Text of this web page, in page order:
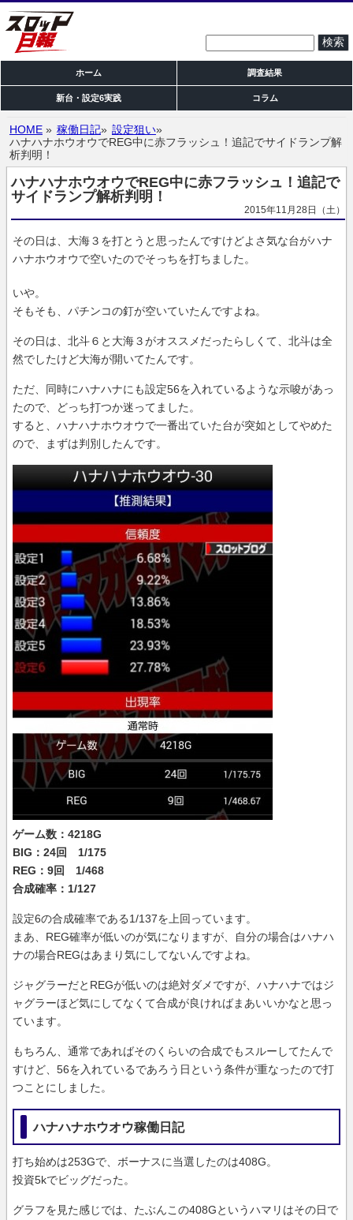
検索:
ホーム 調査結果
新台・設定6実践 コラム
HOME» 稼働日記» 設定狙い»
ハナハナホウオウでREG中に赤フラッシュ！追記でサイドランプ解
析判明！
ハナハナホウオウでREG中に赤フラッシュ！追記で
サイドランプ解析判明！
2015年11月28日（土）
その日は、大海３を打とうと思ったんですけどよさ気な台がハナ
ハナホウオウで空いたのでそっちを打ちました。
いや。
そもそも、パチンコの釘が空いていたんですよね。
その日は、北斗６と大海３がオススメだったらしくて、北斗は全
然でしたけど大海が開いてたんです。
ただ、同時にハナハナにも設定56を入れているような示唆があっ
たので、どっち打つか迷ってました。
すると、ハナハナホウオウで一番出ていた台が突如としてやめた
ので、まずは判別したんです。
ゲーム数：4218G
BIG：24回 1/175
REG：9回 1/468
合成確率：1/127
設定6の合成確率である1/137を上回っています。
まあ、REG確率が低いのが気になりますが、自分の場合はハナハ
ナの場合REGはあまり気にしてないんですよね。
ジャグラーだとREGが低いのは絶対ダメですが、ハナハナではジ
ャグラーほど気にしてなくて合成が良ければまあいいかなと思っ
ています。
もちろん、通常であればそのくらいの合成でもスルーしてたんで
すけど、56を入れているであろう日という条件が重なったので打
つことにしました。
ハナハナホウオウ稼働日記
打ち始めは253Gで、ボーナスに当選したのは408G。
投資5kでビッグだった。
グラフを見た感じでは、たぶんこの408Gというハマリはその日で